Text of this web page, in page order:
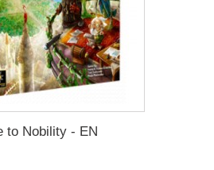
to Nobility - EN